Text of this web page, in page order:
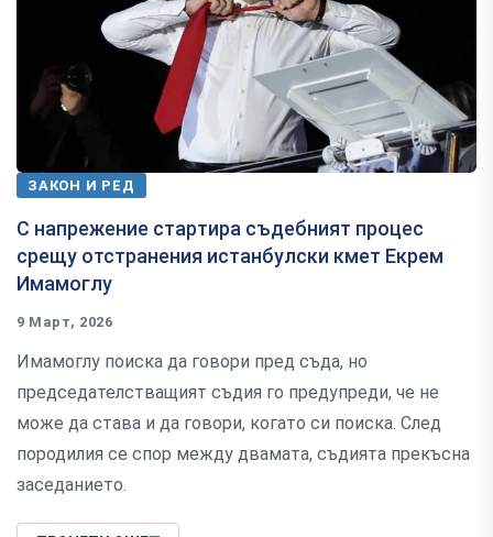
ЗАКОН И РЕД
С напрежение стартира съдебният процес
срещу отстранения истанбулски кмет Екрем
Имамоглу
9 Март, 2026
Имамоглу поиска да говори пред съда, но
председателстващият съдия го предупреди, че не
може да става и да говори, когато си поиска. След
породилия се спор между двамата, съдията прекъсна
заседанието.